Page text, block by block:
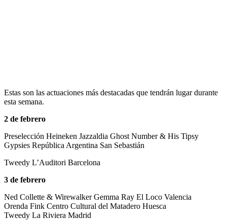
Estas son las actuaciones más destacadas que tendrán lugar durante
esta semana.
2 de febrero
Preselección Heineken Jazzaldia Ghost Number & His Tipsy
Gypsies República Argentina San Sebastián
Tweedy L’Auditori Barcelona
3 de febrero
Ned Collette & Wirewalker Gemma Ray El Loco Valencia
Orenda Fink Centro Cultural del Matadero Huesca
Tweedy La Riviera Madrid